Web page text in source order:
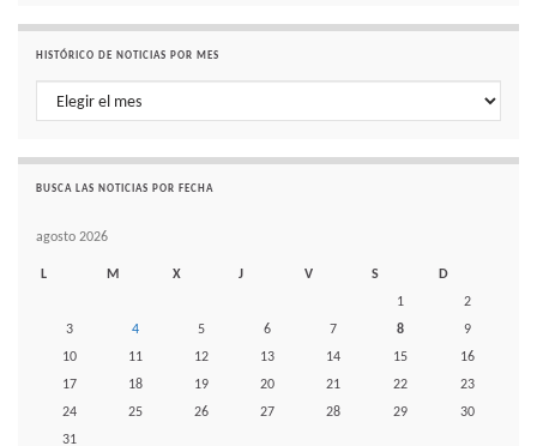
HISTÓRICO DE NOTICIAS POR MES
Histórico de noticias por mes
BUSCA LAS NOTICIAS POR FECHA
agosto 2026
L M X J V S
D
1
2
3
4 5 6 7 8
9
10
11 12 13 14 15
16
17
18 19 20 21 22
23
24
25 26 27 28 29
30
31